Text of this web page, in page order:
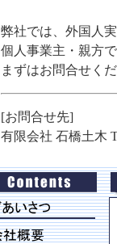
弊社では、外国人
個人事業主・親方
まずはお問合せくだ
[お問合せ先]
有限会社 石橋土木